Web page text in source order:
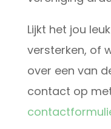
Lijkt het jou
versterken, of
over een van
contact op